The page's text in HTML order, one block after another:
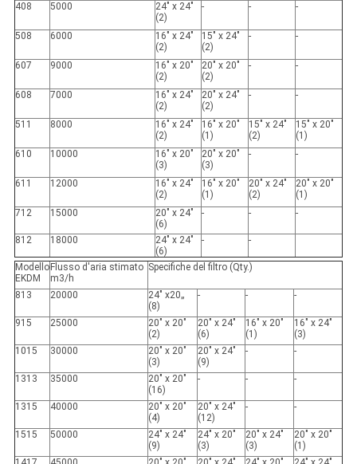
408 5000
24" x 24"
(2)
- - -
508 6000
16" x 24"
(2)
15" x 24"
(2)
- -
607 9000
16" x 20"
(2)
20" x 20"
(2)
- -
608 7000
16" x 24"
(2)
20" x 24"
(2)
- -
511 8000
16" x 24"
(2)
16" x 20"
(1)
15" x 24"
(2)
15" x 20"
(1)
610
10000
16" x 20"
(3)
20" x 20"
(3)
- -
611 12000
16" x 24"
(2)
16" x 20"
(1)
20" x 24"
(2)
20" x 20"
(1)
712
15000
20" x 24"
(6)
- - -
812 18000
24" x 24"
(6)
- -
Modello
EKDM
Flusso d'aria stimato
m3/h
Specifiche del filtro (Qty.)
813 20000
24" x20„
(8)
- - -
915 25000
20" x 20"
(2)
20" x 24"
(6)
16" x 20"
(1)
16" x 24"
(3)
1015
30000
20" x 20"
(3)
20" x 24"
(9)
- -
1313 35000
20" x 20"
(16)
- - -
1315 40000
20" x 20"
(4)
20" x 24"
(12)
- -
1515 50000
24" x 24"
(9)
24" x 20"
(3)
20" x 24"
(3)
20" x 20"
(1)